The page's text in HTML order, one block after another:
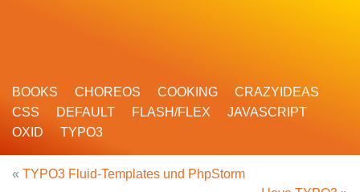
BOOKS CHOREOS COOKING
CRAZYIDEAS
CSS
DEFAULT FLASH/FLEX
JAVASCRIPT
OXID
TYPO3
« TYPO3 Fluid-Templates und PhpStorm